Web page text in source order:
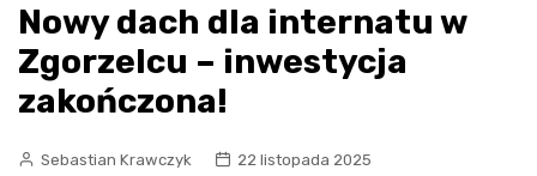
Nowy dach dla internatu w
Zgorzelcu – inwestycja
zakończona!
Sebastian Krawczyk
22 listopada 2025